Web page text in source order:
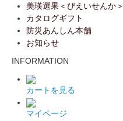
美瑛選果＜びえいせんか＞
カタログギフト
防災あんしん本舗
お知らせ
INFORMATION
カートを見る
マイページ